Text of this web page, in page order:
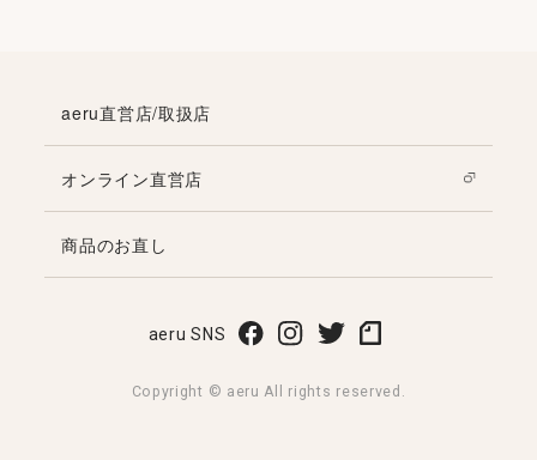
aeru直営店/取扱店
オンライン直営店
商品のお直し
aeru SNS
Copyright © aeru All rights reserved.